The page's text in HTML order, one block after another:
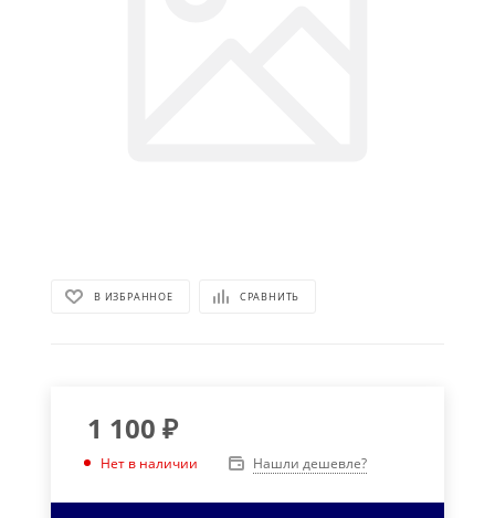
В ИЗБРАННОЕ СРАВНИТЬ
1 100 ₽
Нет в наличии Нашли дешевле?